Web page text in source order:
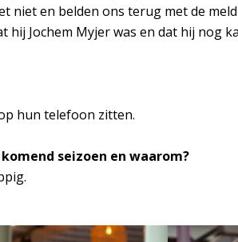
niet en belden ons terug met de
hij Jochem Myjer was en dat hij nog
hun telefoon zitten.
seizoen en waarom?